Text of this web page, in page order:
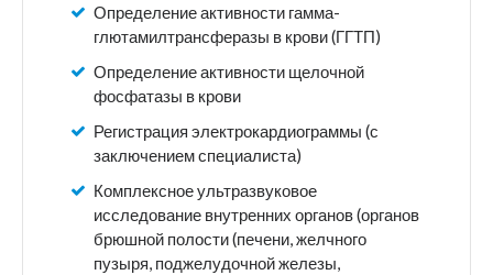
Определение активности гамма-
глютамилтрансферазы в крови (ГГТП)
Определение активности щелочной
фосфатазы в крови
Регистрация электрокардиограммы (с
заключением специалиста)
Комплексное ультразвуковое
исследование внутренних органов (органов
брюшной полости (печени, желчного
пузыря, поджелудочной железы,